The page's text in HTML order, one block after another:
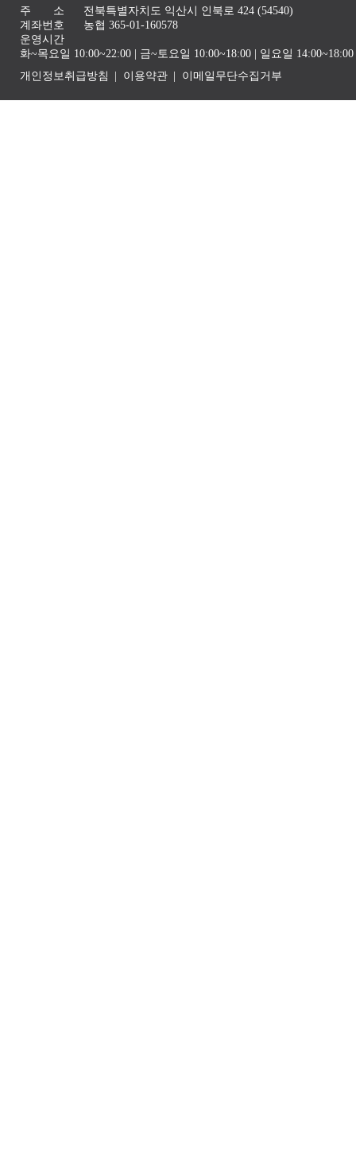
주 소
전북특별자치도 익산시 인북로 424 (54540)
계좌번호
농협 365-01-160578
운영시간
화~목요일 10:00~22:00 | 금~토요일 10:00~18:00 | 일요일
개인정보취급방침
이용약관 이메일무단수집거부